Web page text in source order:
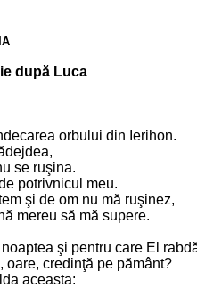
după Luca
orbului din Ierihon.
se ruşina.
potrivnicul meu.
şi de om nu mă ruşinez,
mereu să mă supere.
şi pentru care El
oare, credinţă pe pământ?
aceasta: